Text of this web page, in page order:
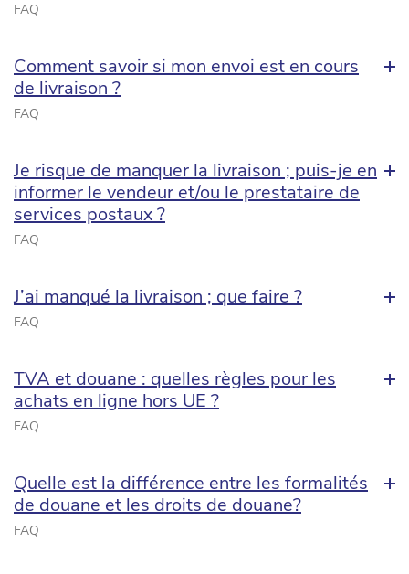
FAQ
Comment savoir si mon envoi est en cours
de livraison ?
FAQ
Je risque de manquer la livraison ; puis-je en
informer le vendeur et/ou le prestataire de
services postaux ?
FAQ
J’ai manqué la livraison ; que faire ?
FAQ
TVA et douane : quelles règles pour les
achats en ligne hors UE ?
FAQ
Quelle est la différence entre les formalités
de douane et les droits de douane?
FAQ